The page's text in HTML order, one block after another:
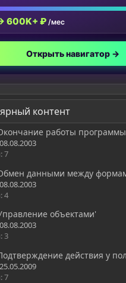
600K+ ₽ /мес
Открыть навигатор →
контент
работы
08.08.2003
7
данными между
08.08.2003
4
объектами'
08.08.2003
3
действия у
25.05.2009
7